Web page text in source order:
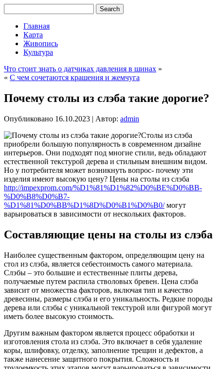
Главная
Карта
Живопись
Культура
Что стоит знать о датчиках давления в шинах »
« С чем сочетаются крашения и жемчуга
Почему столы из слэба такие дорогие?
Опубликовано 16.10.2023 | Автор: admin
Столы из слэба
приобрели большую популярность в современном дизайне
интерьеров. Они подходят под многие стили, ведь обладают
естественной текстурой дерева и стильным внешним видом.
Но у потребителя может возникнуть вопрос- почему эти
изделия имеют высокую цену? Цены на столы из слэба
http://impexprom.com/%D1%81%D1%82%D0%BE%D0%BB-
%D0%B8%D0%B7-
%D1%81%D0%BB%D1%8D%D0%B1%D0%B0/могут
варьироваться в зависимости от нескольких факторов.
Составляющие цены на столы из слэба
Наиболее существенным фактором, определяющим цену на
стол из слэба, является себестоимость самого материала.
Слэбы – это большие и естественные плиты дерева,
получаемые путем распила стволовых бревен. Цена слэба
зависит от множества факторов, включая тип и качество
древесины, размеры слэба и его уникальность. Редкие породы
дерева или слэбы с уникальной текстурой или фигурой могут
иметь более высокую стоимость.
Другим важным фактором является процесс обработки и
изготовления стола из слэба. Это включает в себя удаление
коры, шлифовку, отделку, заполнение трещин и дефектов, а
также нанесение защитного покрытия. Сложность и